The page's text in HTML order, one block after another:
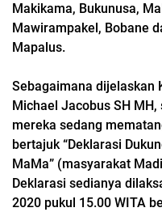
Makikama, Bukunusa,
Mawirampakel, Bobane
Mapalus.
Sebagaimana dijelaskan
Michael Jacobus SH
mereka sedang
bertajuk “Deklarasi
MaMa” (masyarakat
Deklarasi sedianya
2020 pukul 15.00 WITA